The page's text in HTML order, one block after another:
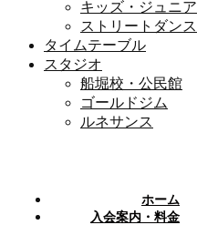
キッズ・ジュニア
ストリートダンス
タイムテーブル
スタジオ
船堀校・公民館
ゴールドジム
ルネサンス
ホーム
入会案内・料金